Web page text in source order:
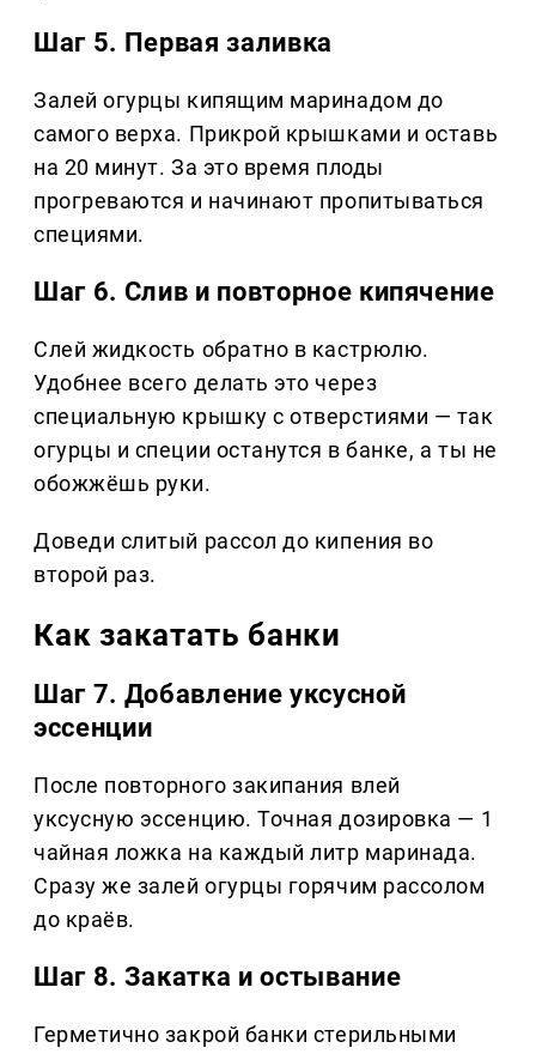
Шаг 5. Первая заливка
Залей огурцы кипящим маринадом до
самого верха. Прикрой крышками и оставь
на 20 минут. За это время плоды
прогреваются и начинают пропитываться
специями.
Шаг 6. Слив и повторное кипячение
Слей жидкость обратно в кастрюлю.
Удобнее всего делать это через
специальную крышку с отверстиями — так
огурцы и специи останутся в банке, а ты не
обожжёшь руки.
Доведи слитый рассол до кипения во
второй раз.
Как закатать банки
Шаг 7. Добавление уксусной
эссенции
После повторного закипания влей
уксусную эссенцию. Точная дозировка — 1
чайная ложка на каждый литр маринада.
Сразу же залей огурцы горячим рассолом
до краёв.
Шаг 8. Закатка и остывание
Герметично закрой банки стерильными